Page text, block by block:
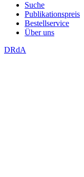
Suche
Publikationspreis
Bestellservice
Über uns
DRdA